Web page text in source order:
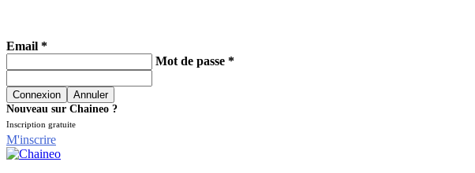
Email *
Mot de passe *
Nouveau sur Chaineo ?
Inscription gratuite
M'inscrire